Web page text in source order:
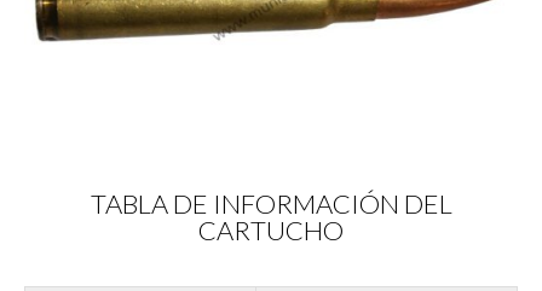
TABLA DE INFORMACIÓN DEL
CARTUCHO